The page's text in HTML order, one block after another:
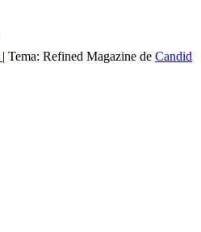
| Tema: Refined Magazine de Candid